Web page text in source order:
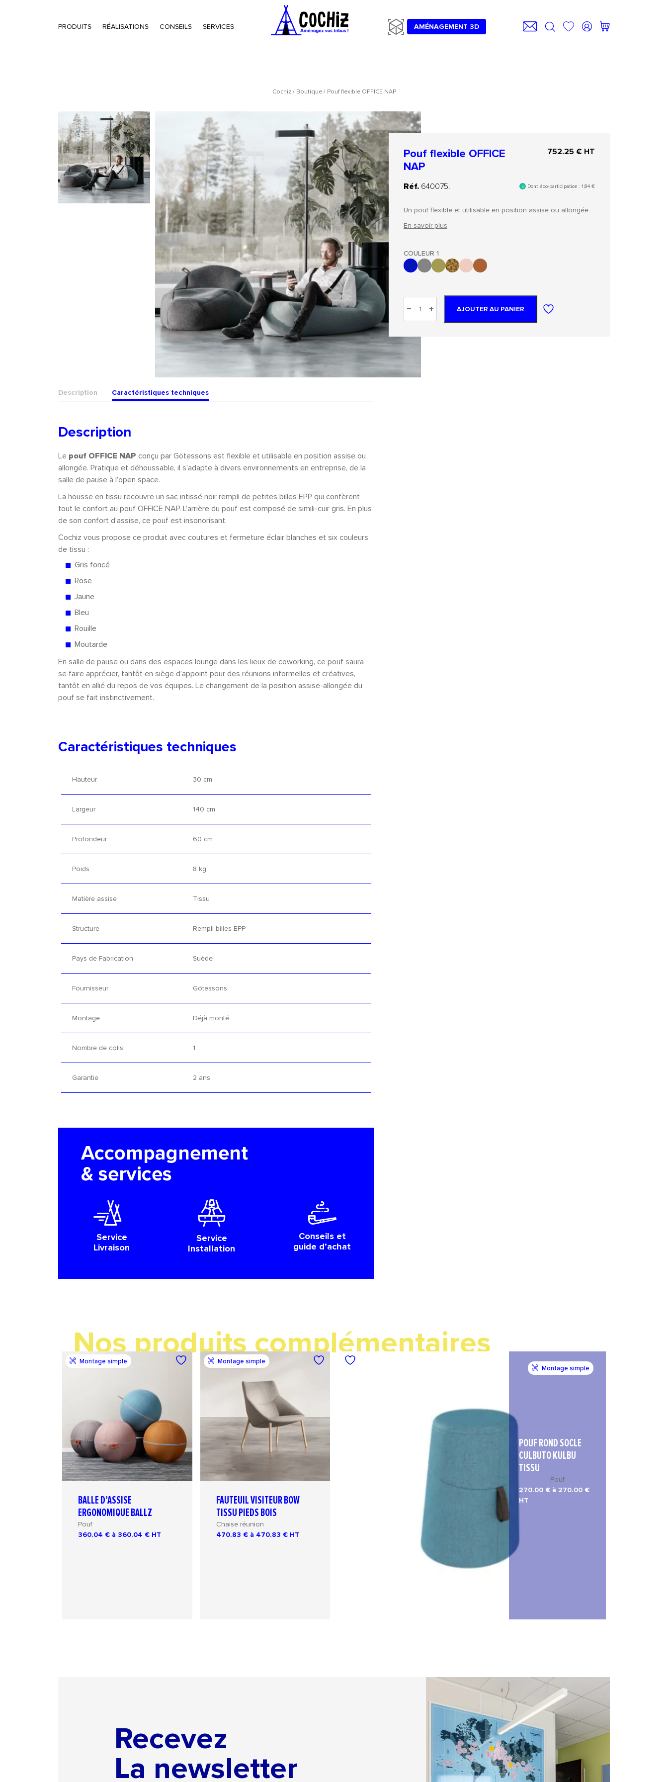
PRODUITS RÉALISATIONS CONSEILS SERVICES AMÉNAGEMENT 3D
Cochiz/ Boutique/ Pouf flexible OFFICE NAP
Description Caractéristiques techniques
Description
Le pouf OFFICE NAP conçu par Götessons est flexible et utilisable en position assise ou
allongée. Pratique et déhoussable, il s’adapte à divers environnements en entreprise, de la
salle de pause à l’open space.
La housse en tissu recouvre un sac intissé noir rempli de petites billes EPP qui confèrent
tout le confort au pouf OFFICE NAP. L’arrière du pouf est composé de simili-cuir gris. En plus
de son confort d’assise, ce pouf est insonorisant.
Cochiz vous propose ce produit avec coutures et fermeture éclair blanches et six couleurs
de tissu :
Gris foncé
Rose
Jaune
Bleu
Rouille
Moutarde
En salle de pause ou dans des espaces lounge dans les lieux de coworking, ce pouf saura
se faire apprécier, tantôt en siège d’appoint pour des réunions informelles et créatives,
tantôt en allié du repos de vos équipes. Le changement de la position assise-allongée du
pouf se fait instinctivement.
Caractéristiques techniques
Hauteur 30 cm
Largeur 140 cm
Profondeur 60 cm
Poids 8 kg
Matière assise Tissu
Structure Rempli billes EPP
Pays de Fabrication Suède
Fournisseur Götessons
Montage Déjà monté
Nombre de colis 1
Garantie 2 ans
Accompagnement
& services
Service
Livraison
Service
Installation
Conseils et
guide d’achat
Pouf flexible OFFICE
NAP
Réf. 640075.
752.25 € HT
Dont éco-participation : 1,84 €
Un pouf flexible et utilisable en position assise ou allongée.
En savoir plus
COULEUR 1
AJOUTER AU PANIER
Nos produits complémentaires
BALLE D’ASSISE
ERGONOMIQUE BALLZ
Pouf
360.04 € à 360.04 € HT
Montage simple
FAUTEUIL VISITEUR BOW
TISSU PIEDS BOIS
Chaise réunion
470.83 € à 470.83 € HT
Montage simple
POUF ROND SOCLE
CULBUTO KULBU
TISSU
Pouf
270.00 € à 270.00 €
HT
Montage simple
Recevez
La newsletter